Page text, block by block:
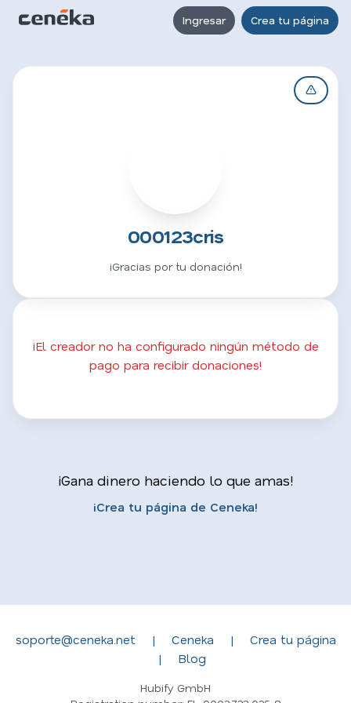
Ingresar Crea tu página
000123cris
¡Gracias por tu donación!
¡El creador no ha configurado ningún método de
pago para recibir donaciones!
¡Gana dinero haciendo lo que amas!
¡Crea tu página de Ceneka!
soporte@ceneka.net | Ceneka |
Crea tu página
|
Blog
Hubify GmbH